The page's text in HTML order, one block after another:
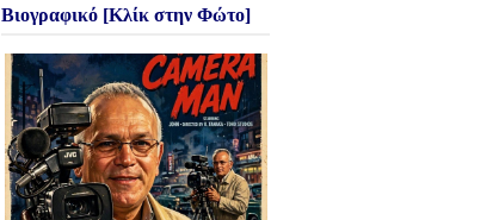
Βιογραφικό [Κλίκ στην Φώτο]